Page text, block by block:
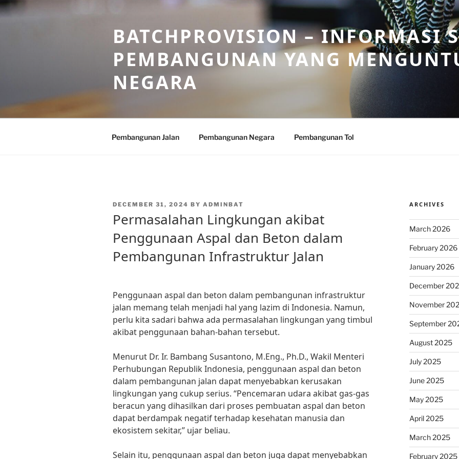
Skip
to
BATCHPROVISION – INFORMASI
PEMBANGUNAN YANG
NEGARA
Pembangunan Jalan Pembangunan Negara Pembangunan Tol
POSTED
DECEMBER 31, 2024 BY ADMINBAT
Permasalahan Lingkungan akibat
Penggunaan Aspal dan Beton dalam
Pembangunan Infrastruktur Jalan
Penggunaan aspal dan beton dalam pembangunan infrastruktur
jalan memang telah menjadi hal yang lazim di Indonesia. Namun,
perlu kita sadari bahwa ada permasalahan lingkungan yang timbul
akibat penggunaan bahan-bahan tersebut.
Menurut Dr. Ir. Bambang Susantono, M.Eng., Ph.D., Wakil Menteri
Perhubungan Republik Indonesia, penggunaan aspal dan beton
dalam pembangunan jalan dapat menyebabkan kerusakan
lingkungan yang cukup serius. “Pencemaran udara akibat gas-gas
beracun yang dihasilkan dari proses pembuatan aspal dan beton
dapat berdampak negatif terhadap kesehatan manusia dan
ekosistem sekitar,” ujar beliau.
Selain itu, penggunaan aspal dan beton juga dapat menyebabkan
ARCHIVES
March 2026
February 2026
January 2026
December
November
September
August 2025
July 2025
June 2025
May 2025
April 2025
March 2025
February 2025